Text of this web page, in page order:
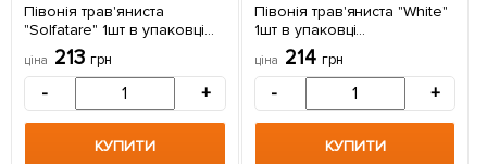
Півонія трав'яниста
"Solfatare" 1шт в упаковці
(Кореневище)
ціна 213 грн
- +
КУПИТИ
Півонія трав'яниста "White"
1шт в упаковці
(Кореневище)
ціна 214 грн
- +
КУПИТИ